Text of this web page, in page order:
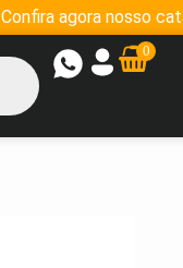
Confira agora nosso
0